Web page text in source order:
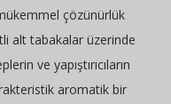
çözünürlük
alt tabakalar üzerinde
ve yapıştırıcıların
aromatik bir